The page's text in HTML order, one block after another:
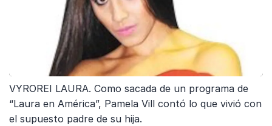
VYROREI LAURA. Como sacada de un programa de
“Laura en América”, Pamela Vill contó lo que vivió con
el supuesto padre de su hija.